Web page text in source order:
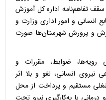
سقف تفاهم‌نامه اداره کل آموزش
انسانی و امور اداری وزارت و
و پرورش شهرستان‌ها صورت
رویه‌ها، ضوابط، مقررات و
نیروی انسانی، لغو و بلا اثر
شغلی مستقیم و پرداخت از محل